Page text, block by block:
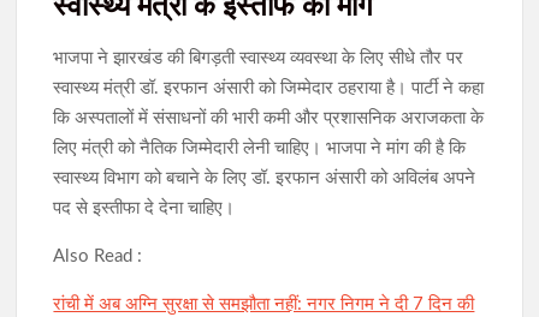
भाजपा ने झारखंड की बिगड़ती स्वास्थ्य व्यवस्था के लिए सीधे तौर पर
स्वास्थ्य मंत्री डॉ. इरफान अंसारी को जिम्मेदार ठहराया है। पार्टी ने कहा
कि अस्पतालों में संसाधनों की भारी कमी और प्रशासनिक अराजकता के
लिए मंत्री को नैतिक जिम्मेदारी लेनी चाहिए। भाजपा ने मांग की है कि
स्वास्थ्य विभाग को बचाने के लिए डॉ. इरफान अंसारी को अविलंब अपने
पद से इस्तीफा दे देना चाहिए।
Also Read :
रांची में अब अग्नि सुरक्षा से समझौता नहीं: नगर निगम ने दी 7 दिन की